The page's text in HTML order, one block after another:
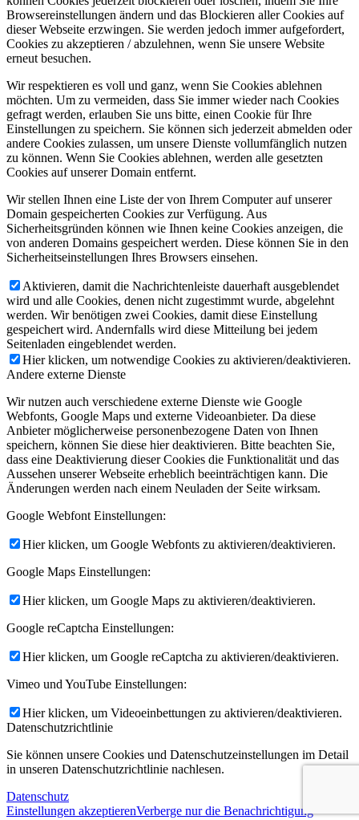
Browsereinstellungen ändern und das Blockieren aller Cookies auf
dieser Webseite erzwingen. Sie werden jedoch immer aufgefordert,
Cookies zu akzeptieren / abzulehnen, wenn Sie unsere Website
erneut besuchen.
Wir respektieren es voll und ganz, wenn Sie Cookies ablehnen
möchten. Um zu vermeiden, dass Sie immer wieder nach Cookies
gefragt werden, erlauben Sie uns bitte, einen Cookie für Ihre
Einstellungen zu speichern. Sie können sich jederzeit abmelden oder
andere Cookies zulassen, um unsere Dienste vollumfänglich nutzen
zu können. Wenn Sie Cookies ablehnen, werden alle gesetzten
Cookies auf unserer Domain entfernt.
Wir stellen Ihnen eine Liste der von Ihrem Computer auf unserer
Domain gespeicherten Cookies zur Verfügung. Aus
Sicherheitsgründen können wie Ihnen keine Cookies anzeigen, die
von anderen Domains gespeichert werden. Diese können Sie in den
Sicherheitseinstellungen Ihres Browsers einsehen.
Aktivieren, damit die Nachrichtenleiste dauerhaft ausgeblendet
wird und alle Cookies, denen nicht zugestimmt wurde, abgelehnt
werden. Wir benötigen zwei Cookies, damit diese Einstellung
gespeichert wird. Andernfalls wird diese Mitteilung bei jedem
Seitenladen eingeblendet werden.
Hier klicken, um notwendige Cookies zu aktivieren/deaktivieren.
Andere externe Dienste
Wir nutzen auch verschiedene externe Dienste wie Google
Webfonts, Google Maps und externe Videoanbieter. Da diese
Anbieter möglicherweise personenbezogene Daten von Ihnen
speichern, können Sie diese hier deaktivieren. Bitte beachten Sie,
dass eine Deaktivierung dieser Cookies die Funktionalität und das
Aussehen unserer Webseite erheblich beeinträchtigen kann. Die
Änderungen werden nach einem Neuladen der Seite wirksam.
Google Webfont Einstellungen:
Hier klicken, um Google Webfonts zu aktivieren/deaktivieren.
Google Maps Einstellungen:
Hier klicken, um Google Maps zu aktivieren/deaktivieren.
Google reCaptcha Einstellungen:
Hier klicken, um Google reCaptcha zu aktivieren/deaktivieren.
Vimeo und YouTube Einstellungen:
Hier klicken, um Videoeinbettungen zu aktivieren/deaktivieren.
Datenschutzrichtlinie
Sie können unsere Cookies und Datenschutzeinstellungen im Detail
in unseren Datenschutzrichtlinie nachlesen.
Datenschutz
Einstellungen akzeptierenVerberge nur die Benachrichtigung